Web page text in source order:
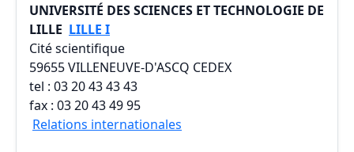
UNIVERSITÉ DES SCIENCES ET TECHNOLOGIE DE
LILLE LILLE I
Cité scientifique
59655 VILLENEUVE-D'ASCQ CEDEX
tel : 03 20 43 43 43
fax : 03 20 43 49 95
Relations internationales